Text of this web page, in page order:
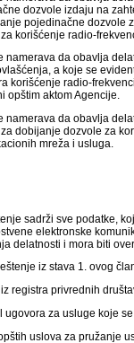
dozvole izdaju na
pojedinačne dozvole
korišćenje radio-
namerava da obavlja
a koje se
korišćenje radio-
opštim aktom Agencije.
namerava da obavlja
dobijanje dozvole za
mreža i usluga.
sadrži sve podatke,
elektronske
delatnosti i mora biti
iz stava 1. ovog
registra privrednih
ugovora za usluge koje
uslova za pružanje